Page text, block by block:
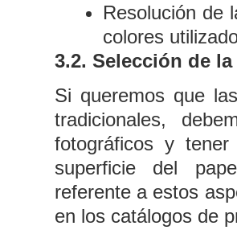
Resolución de
colores
3.2. Selección de
Si queremos que
tradicionales,
fotográficos y
superficie del
referente a estos
en los catálogos de